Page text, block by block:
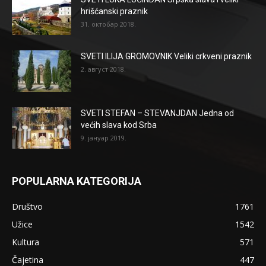
hrišćanski praznik
31. октобар 2018.
SVETI ILIJA GROMOVNIK Veliki crkveni praznik
2. август 2018.
SVETI STEFAN – STEVANJDAN Jedna od
većih slava kod Srba
9. јануар 2019.
POPULARNA KATEGORIJA
Društvo
1761
Užice
1542
Kultura
571
Čajetina
447